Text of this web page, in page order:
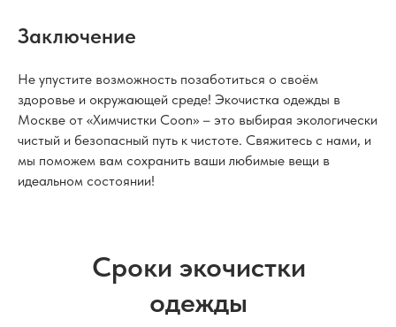
Заключение
Не упустите возможность позаботиться о своём
здоровье и окружающей среде! Экочистка одежды в
Москве от «Химчистки Coon» – это выбирая экологически
чистый и безопасный путь к чистоте. Свяжитесь с нами, и
мы поможем вам сохранить ваши любимые вещи в
идеальном состоянии!
Сроки экочистки
одежды